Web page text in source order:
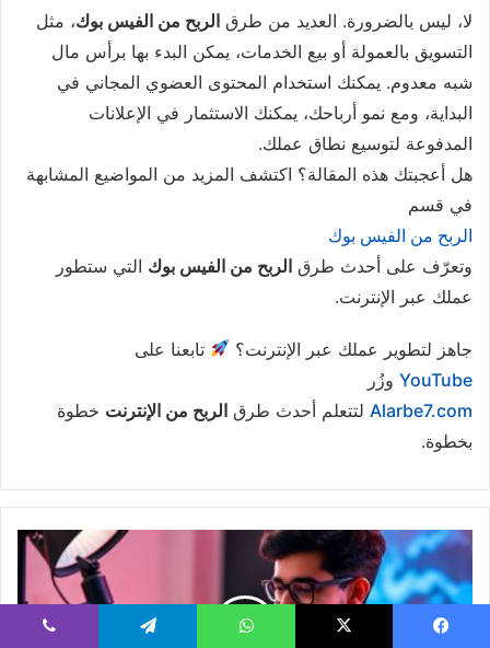
لا، ليس بالضرورة. العديد من طرق الربح من الفيس بوك، مثل
التسويق بالعمولة أو بيع الخدمات، يمكن البدء بها برأس مال
شبه معدوم. يمكنك استخدام المحتوى العضوي المجاني في
البداية، ومع نمو أرباحك، يمكنك الاستثمار في الإعلانات
المدفوعة لتوسيع نطاق عملك.
هل أعجبتك هذه المقالة؟ اكتشف المزيد من المواضيع المشابهة
في قسم
الربح من الفيس بوك
وتعرّف على أحدث طرق الربح من الفيس بوك التي ستطور
عملك عبر الإنترنت.
جاهز لتطوير عملك عبر الإنترنت؟
تابعنا على
YouTube وزُر
Alarbe7.com لتتعلم أحدث طرق الربح من الإنترنت خطوة
بخطوة.
ف
ت